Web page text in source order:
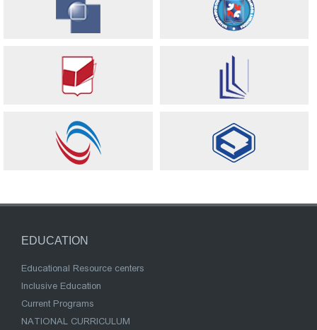
EDUCATION
Educational Resource centers
Inclusive Education
Current Programs
NATIONAL CURRICULUM